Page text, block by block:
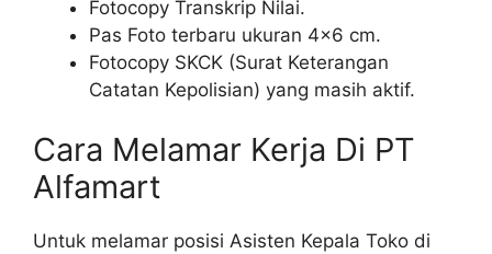
Fotocopy Transkrip Nilai.
Pas Foto terbaru ukuran 4×6 cm.
Fotocopy SKCK (Surat Keterangan
Catatan Kepolisian) yang masih aktif.
Cara Melamar Kerja Di PT
Alfamart
Untuk melamar posisi Asisten Kepala Toko di